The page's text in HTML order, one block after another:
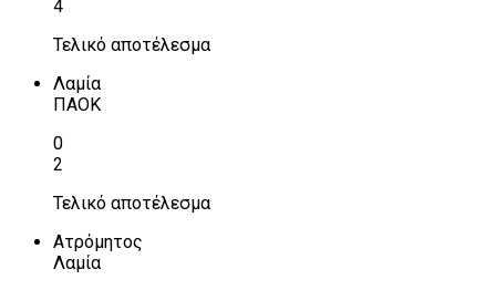
4
Τελικό αποτέλεσμα
Λαμία
ΠΑΟΚ
0
2
Τελικό αποτέλεσμα
Ατρόμητος
Λαμία